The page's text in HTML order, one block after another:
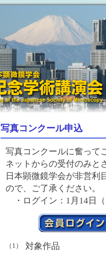
写真コンクール申込
写真コンクールに奮って
ネットからの受付のみと
日本顕微鏡学会が非営利
ので、ご了承ください。
・ログイン：1月14日
（1）
対象作品